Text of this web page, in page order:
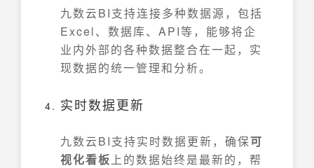
九数云BI支持连接多种数据源，包括
Excel、数据库、API等，能够将企
业内外部的各种数据整合在一起，实
现数据的统一管理和分析。
实时数据更新
九数云BI支持实时数据更新，确保可
视化看板上的数据始终是最新的，帮